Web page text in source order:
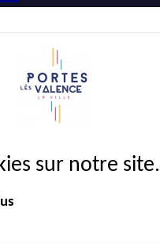
sur notre site.